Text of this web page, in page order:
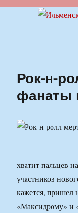
Рок-н-
фанаты
хватит пальцев
участников
кажется, пришел
«Максидрому» и